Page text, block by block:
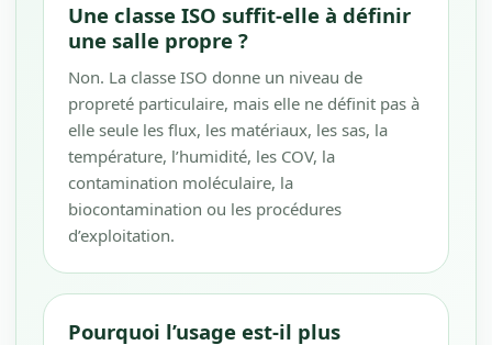
Une classe ISO suffit-elle à définir
une salle propre ?
Non. La classe ISO donne un niveau de
propreté particulaire, mais elle ne définit pas à
elle seule les flux, les matériaux, les sas, la
température, l’humidité, les COV, la
contamination moléculaire, la
biocontamination ou les procédures
d’exploitation.
Pourquoi l’usage est-il plus